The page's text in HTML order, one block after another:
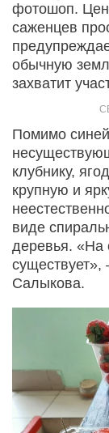
фотошоп.
саженцев
обычную
захватит
Помимо
клубнику,
крупную и
виде
деревья. «На
Салыкова.